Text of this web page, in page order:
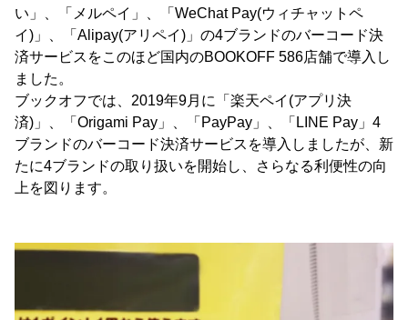
い」、「メルペイ」、「WeChat Pay(ウィチャットペ
イ)」、「Alipay(アリペイ)」の4ブランドのバーコード決
済サービスをこのほど国内のBOOKOFF 586店舗で導入し
ました。
ブックオフでは、2019年9月に「楽天ペイ(アプリ決
済)」、「Origami Pay」、「PayPay」、「LINE Pay」4
ブランドのバーコード決済サービスを導入しましたが、新
たに4ブランドの取り扱いを開始し、さらなる利便性の向
上を図ります。